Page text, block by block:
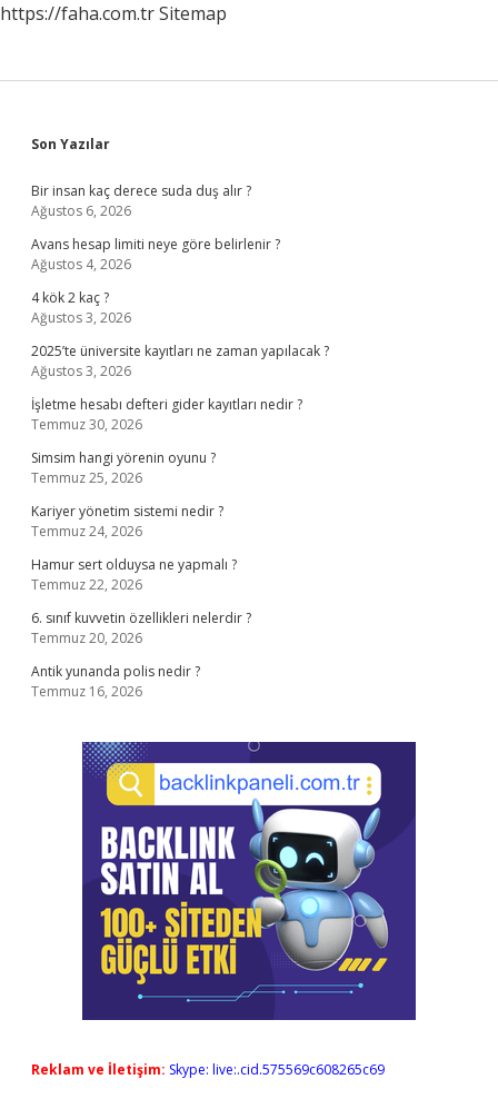
https://faha.com.trSitemap
Sidebar
Son Yazılar
Bir insan kaç derece suda duş alır ?
Ağustos 6, 2026
Avans hesap limiti neye göre belirlenir ?
Ağustos 4, 2026
4 kök 2 kaç ?
Ağustos 3, 2026
2025’te üniversite kayıtları ne zaman yapılacak ?
Ağustos 3, 2026
İşletme hesabı defteri gider kayıtları nedir ?
Temmuz 30, 2026
Simsim hangi yörenin oyunu ?
Temmuz 25, 2026
Kariyer yönetim sistemi nedir ?
Temmuz 24, 2026
Hamur sert olduysa ne yapmalı ?
Temmuz 22, 2026
6. sınıf kuvvetin özellikleri nelerdir ?
Temmuz 20, 2026
Antik yunanda polis nedir ?
Temmuz 16, 2026
Reklam ve İletişim: Skype: live:.cid.575569c608265c69